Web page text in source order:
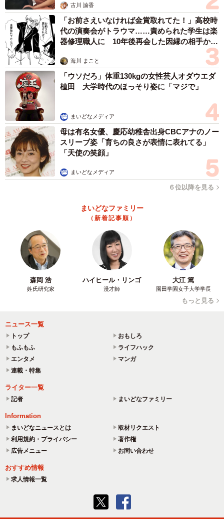
古川 諭香
「お前さえいなければ金賞取れてた！」高校時
代の演奏会がトラウマ……責められた学生は楽
器修理職人に 10年後再会した因縁の相手から
海川 まこと
「ウソだろ」体重130kgの女性芸人オダウエダ
植田 大学時代のほっそり姿に「マジで」
まいどなメディア
母は有名女優、慶応幼稚舎出身CBCアナのノー
スリーブ姿「育ちの良さが表情に表れてる」
「天使の笑顔」
まいどなメディア
６位以降を見る
まいどなファミリー
（新着記事順）
森岡 浩
姓氏研究家
ハイヒール・リンゴ
漫才師
大江 篤
園田学園女子大学学長
もっと見る
ニュース一覧
トップ
おもしろ
もふもふ
ライフハック
エンタメ
マンガ
連載・特集
ライター一覧
記者 まいどなファミリー
Information
まいどなニュースとは
取材リクエスト
利用規約・プライバシー
著作権
広告メニュー
お問い合わせ
おすすめ情報
求人情報一覧